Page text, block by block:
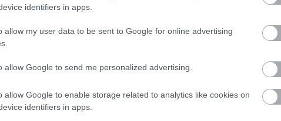
identifiers in apps.
allow my user data to be sent to Google for online advertising
allow Google to send me personalized advertising.
allow Google to enable storage related to analytics like cookies on
identifiers in apps.
vagyok. Azt a munkát is szeretem, amikor
azt is, amikor állandó a csapat. Mindenképp a
egyedül elképzelni a színpadon, kell, hogy legyenek
leülök és csinálok egy önálló estet.
Bence, a Tomi meg én